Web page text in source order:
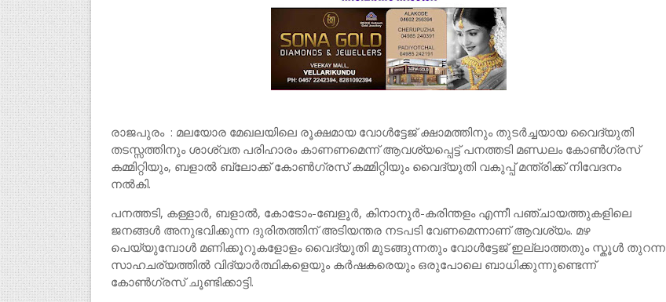
രാജപുരം : മലയോര മേഖലയിലെ രൂക്ഷമായ വോൾട്ടേജ് ക്ഷാമത്തിനും തുടർച്ചയായ വൈദ്യുതി
തടസ്സത്തിനും ശാശ്വത പരിഹാരം കാണണമെന്ന് ആവശ്യപ്പെട്ട് പനത്തടി മണ്ഡലം കോൺഗ്രസ്
കമ്മിറ്റിയും, ബളാൽ ബ്ലോക്ക്‌ കോൺഗ്രസ് കമ്മിറ്റിയും വൈദ്യുതി വകുപ്പ് മന്ത്രിക്ക് നിവേദനം
നൽകി.
പനത്തടി, കള്ളാർ, ബളാൽ, കോടോം-ബേളൂർ, കിനാനൂർ-കരിന്തളം എന്നീ പഞ്ചായത്തുകളിലെ
ജനങ്ങൾ അനുഭവിക്കുന്ന ദുരിതത്തിന് അടിയന്തര നടപടി വേണമെന്നാണ് ആവശ്യം. മഴ
പെയ്യുമ്പോൾ മണിക്കൂറുകളോളം വൈദ്യുതി മുടങ്ങുന്നതും വോൾട്ടേജ് ഇല്ലാത്തതും സ്കൂൾ തുറന്ന
സാഹചര്യത്തിൽ വിദ്യാർത്ഥികളെയും കർഷകരെയും ഒരുപോലെ ബാധിക്കുന്നുണ്ടെന്ന്
കോൺഗ്രസ് ചൂണ്ടിക്കാട്ടി.